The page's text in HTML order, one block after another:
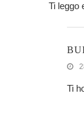
Ti leggo
Ti